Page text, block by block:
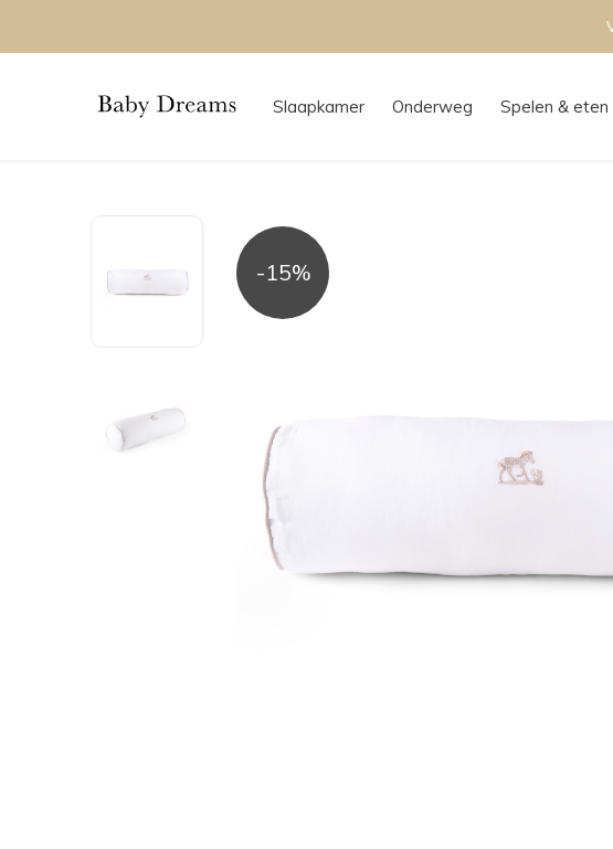
Slaapkamer Onderweg Spelen & eten
-15%